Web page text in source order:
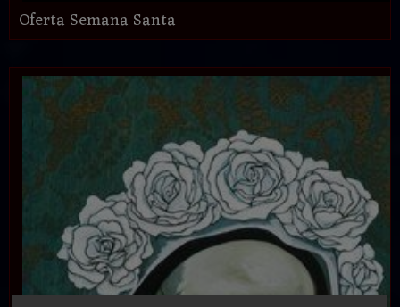
Oferta Semana Santa